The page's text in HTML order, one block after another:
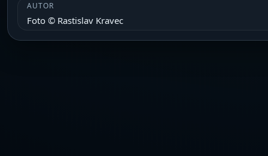
AUTOR
Foto © Rastislav Kravec